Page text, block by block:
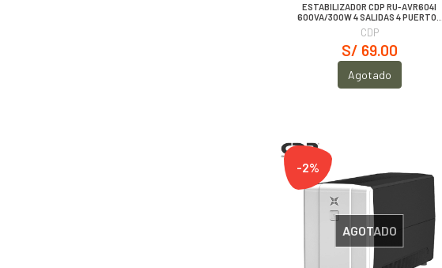
ESTABILIZADOR CDP RU-AVR604I
600VA/300W 4 SALIDAS 4 PUERTOS
USB
CDP
S/ 69.00
Agotado
-2%
AGOTADO